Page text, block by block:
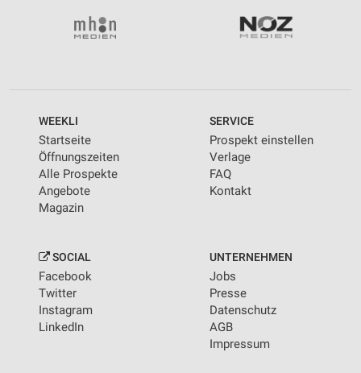
WEEKLI
Startseite
Öffnungszeiten
Alle Prospekte
Angebote
Magazin
SERVICE
Prospekt einstellen
Verlage
FAQ
Kontakt
SOCIAL
Facebook
Twitter
Instagram
LinkedIn
UNTERNEHMEN
Jobs
Presse
Datenschutz
AGB
Impressum